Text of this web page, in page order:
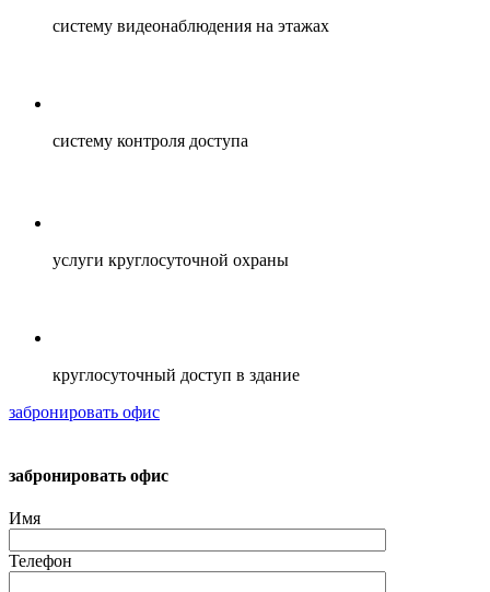
систему видеонаблюдения на этажах
систему контроля доступа
услуги круглосуточной охраны
круглосуточный доступ в здание
забронировать офис
забронировать офис
Имя
Телефон